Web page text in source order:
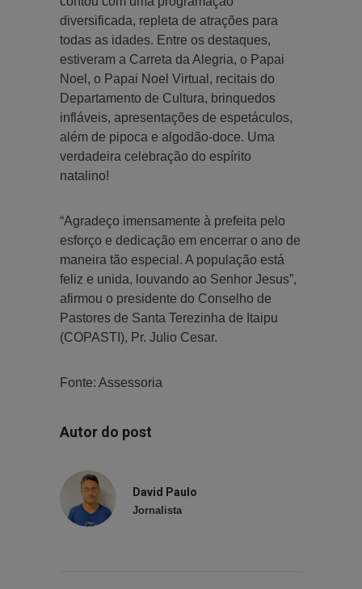
diversificada, repleta de atrações para
todas as idades. Entre os destaques,
estiveram a Carreta da Alegria, o Papai
Noel, o Papai Noel Virtual, recitais do
Departamento de Cultura, brinquedos
infláveis, apresentações de espetáculos,
além de pipoca e algodão-doce. Uma
verdadeira celebração do espírito
natalino!
“Agradeço imensamente à prefeita pelo
esforço e dedicação em encerrar o ano de
maneira tão especial. A população está
feliz e unida, louvando ao Senhor Jesus”,
afirmou o presidente do Conselho de
Pastores de Santa Terezinha de Itaipu
(COPASTI), Pr. Julio Cesar.
Fonte: Assessoria
Autor do post
David Paulo
Jornalista